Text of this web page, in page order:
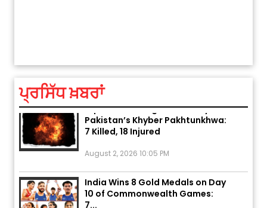
ਪ੍ਰਸਿੱਧ ਖ਼ਬਰਾਂ
August 5, 2026 6:23 AM
Explosion During Peace Rally in
Pakistan’s Khyber Pakhtunkhwa:
7 Killed, 18 Injured
India Wins 8 Gold Medals on Day
10 of Commonwealth Games:
7...